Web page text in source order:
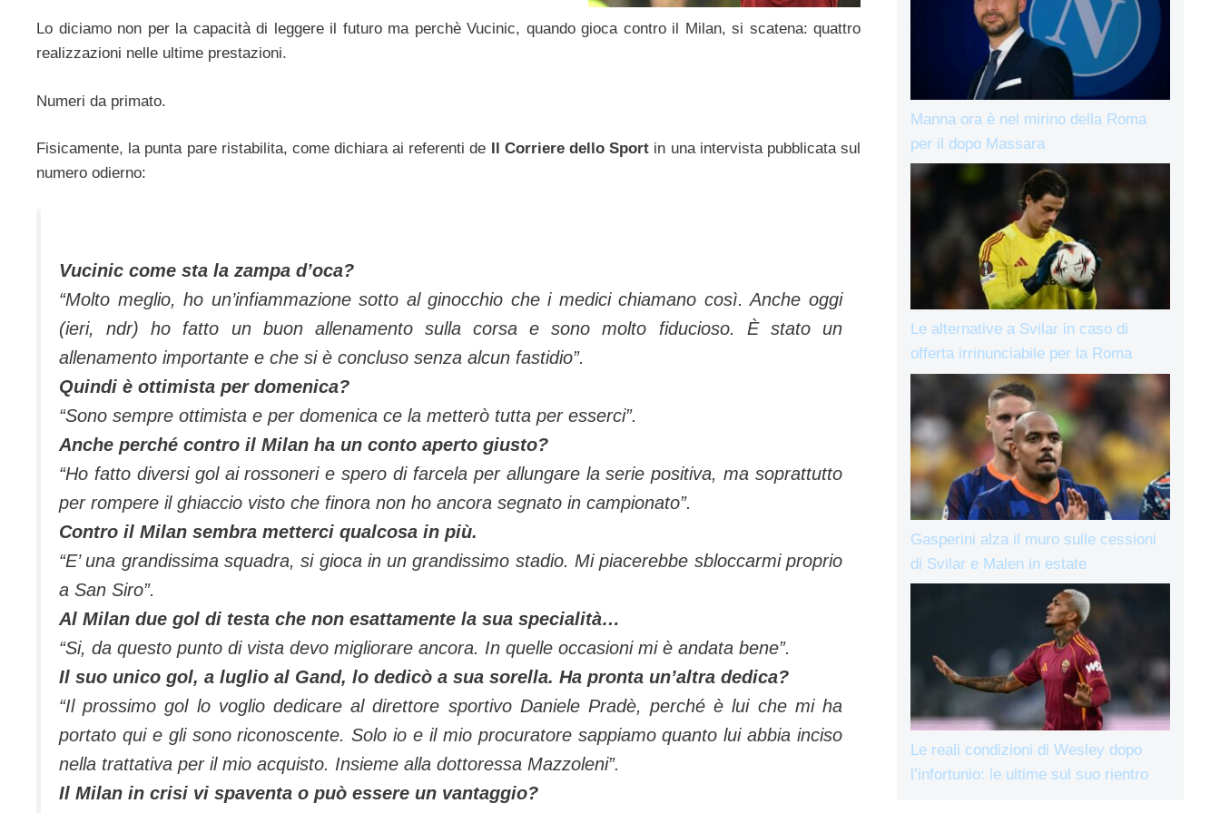
Lo diciamo non per la capacità di leggere il futuro ma perchè Vucinic, quando gioca contro il Milan, si scatena: quattro
realizzazioni nelle ultime prestazioni.
Numeri da primato.
Fisicamente, la punta pare ristabilita, come dichiara ai referenti de Il Corriere dello Sport in una intervista pubblicata sul
numero odierno:
Vucinic come sta la zampa d’oca?
“Molto meglio, ho un’infiammazione sotto al ginocchio che i medici chiamano così. Anche oggi
(ieri, ndr) ho fatto un buon allenamento sulla corsa e sono molto fiducioso. È stato un
allenamento importante e che si è concluso senza alcun fastidio”.
Quindi è ottimista per domenica?
“Sono sempre ottimista e per domenica ce la metterò tutta per esserci”.
Anche perché contro il Milan ha un conto aperto giusto?
“Ho fatto diversi gol ai rossoneri e spero di farcela per allungare la serie positiva, ma soprattutto
per rompere il ghiaccio visto che finora non ho ancora segnato in campionato”.
Contro il Milan sembra metterci qualcosa in più.
“E’ una grandissima squadra, si gioca in un grandissimo stadio. Mi piacerebbe sbloccarmi proprio
a San Siro”.
Al Milan due gol di testa che non esattamente la sua specialità…
“Si, da questo punto di vista devo migliorare ancora. In quelle occasioni mi è andata bene”.
Il suo unico gol, a luglio al Gand, lo dedicò a sua sorella. Ha pronta un’altra dedica?
“Il prossimo gol lo voglio dedicare al direttore sportivo Daniele Pradè, perché è lui che mi ha
portato qui e gli sono riconoscente. Solo io e il mio procuratore sappiamo quanto lui abbia inciso
nella trattativa per il mio acquisto. Insieme alla dottoressa Mazzoleni”.
Il Milan in crisi vi spaventa o può essere un vantaggio?
Manna ora è nel mirino della Roma
per il dopo Massara
Le alternative a Svilar in caso di
offerta irrinunciabile per la Roma
Gasperini alza il muro sulle cessioni
di Svilar e Malen in estate
Le reali condizioni di Wesley dopo
l’infortunio: le ultime sul suo rientro